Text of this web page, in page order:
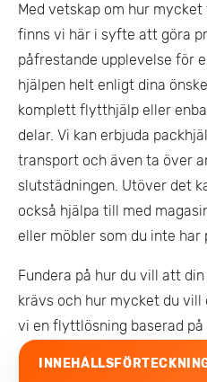
Med vetskap om hur
finns vi här i syfte att göra
påfrestande upplevelse för
hjälpen helt enligt dina
komplett flytthjälp eller
delar. Vi kan erbjuda
transport och även ta över
slutstädningen. Utöver det
också hjälpa till med
eller möbler som du inte har
Fundera på hur du vill att
krävs och hur mycket du
vi en flyttlösning baserad på